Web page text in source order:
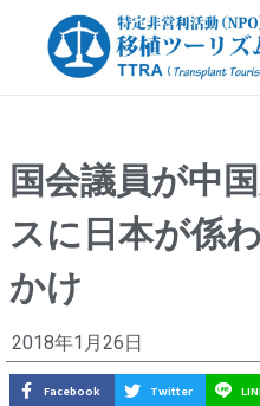
国
会
議
員
が
国会議員が中
スに日本が係
かけ
2018年1月26日
Facebook Twitter